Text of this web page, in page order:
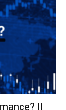
Il